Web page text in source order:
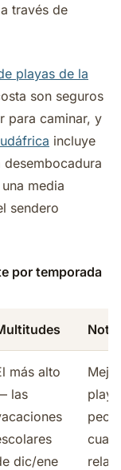
través de
playas de la
son seguros
para caminar, y
incluye
media
sendero
por temporada
más alto
las
dic/ene
peor